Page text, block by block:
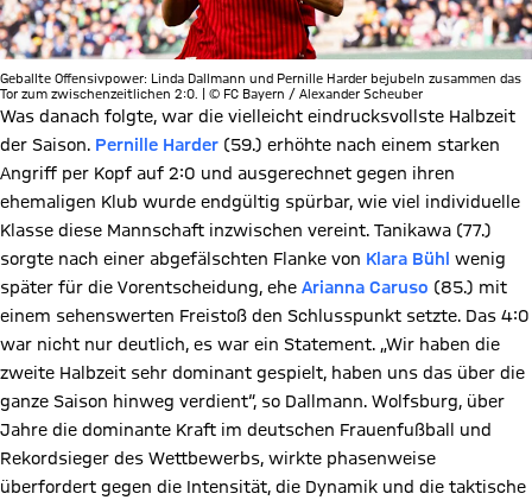
Geballte Offensivpower: Linda Dallmann und Pernille Harder bejubeln zusammen das
Tor zum zwischenzeitlichen 2:0. | © FC Bayern / Alexander Scheuber
Was danach folgte, war die vielleicht eindrucksvollste Halbzeit
der Saison. Pernille Harder (59.) erhöhte nach einem starken
Angriff per Kopf auf 2:0 und ausgerechnet gegen ihren
ehemaligen Klub wurde endgültig spürbar, wie viel individuelle
Klasse diese Mannschaft inzwischen vereint. Tanikawa (77.)
sorgte nach einer abgefälschten Flanke von Klara Bühl wenig
später für die Vorentscheidung, ehe Arianna Caruso (85.) mit
einem sehenswerten Freistoß den Schlusspunkt setzte. Das 4:0
war nicht nur deutlich, es war ein Statement. „Wir haben die
zweite Halbzeit sehr dominant gespielt, haben uns das über die
ganze Saison hinweg verdient“, so Dallmann. Wolfsburg, über
Jahre die dominante Kraft im deutschen Frauenfußball und
Rekordsieger des Wettbewerbs, wirkte phasenweise
überfordert gegen die Intensität, die Dynamik und die taktische